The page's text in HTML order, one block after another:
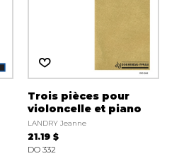
Trois pièces pour
violoncelle et piano
LANDRY Jeanne
21.19 $
DO 332